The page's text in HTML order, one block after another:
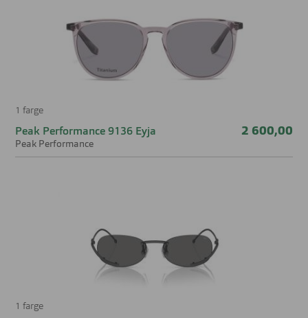
for stabil passform.
Slitesterkt materiale som sikrer god holdbarhet.
Stabil passform som gir komfort også i bevegelse.
passform i aktivitet. Den er særlig aktuell til ski, løping,
sport, tur og en aktiv hverdag, der du vil ha en modell som
sitter godt og ser dynamisk ut. Den aerodynamiske
funksjonelt uttrykk. Dette er et godt valg for deg som vil ha
1 farge
Peak Performance 9136 Eyja
Peak Performance
2 600,00
1 farge